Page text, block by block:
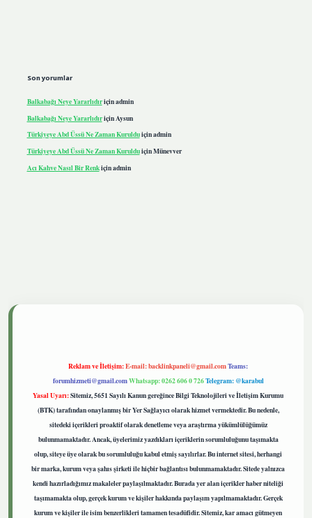
Son yorumlar
Balkabağı Neye Yararlıdıriçinadmin
Balkabağı Neye Yararlıdıriçin Aysun
Türkiyeye Abd Üssü Ne Zaman Kurulduiçinadmin
Türkiyeye Abd Üssü Ne Zaman KurulduiçinMünevver
Acı Kahve Nasıl Bir Renkiçinadmin
Reklam ve İletişim:E-mail:backlinkpaneli@gmail.comTeams:
forumhizmeti@gmail.comWhatsapp: 0262 606 0 726Telegram: @karabul
Yasal Uyarı:Sitemiz, 5651 Sayılı Kanun gereğince Bilgi Teknolojileri ve İletişim Kurumu
(BTK) tarafından onaylanmış bir Yer Sağlayıcı olarak hizmet vermektedir. Bu nedenle,
sitedeki içerikleri proaktif olarak denetleme veya araştırma yükümlülüğümüz
bulunmamaktadır. Ancak, üyelerimiz yazdıkları içeriklerin sorumluluğunu taşımakta
olup, siteye üye olarak bu sorumluluğu kabul etmiş sayılırlar. Bu internet sitesi, herhangi
bir marka, kurum veya şahıs şirketi ile hiçbir bağlantısı bulunmamaktadır. Sitede yalnızca
kendi hazırladığımız makaleler paylaşılmaktadır. Burada yer alan içerikler haber niteliği
taşımamakta olup, gerçek kurum ve kişiler hakkında paylaşım yapılmamaktadır. Gerçek
kurum ve kişiler ile isim benzerlikleri tamamen tesadüfidir. Sitemiz, kar amacı gütmeyen